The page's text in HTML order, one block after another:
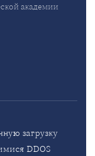
академии
загрузку
DDOS